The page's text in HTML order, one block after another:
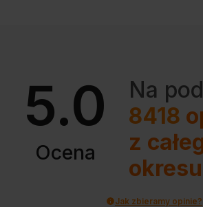
5.0
Ocena
Na
8418
z
okresu
Jak zbieramy opinie?